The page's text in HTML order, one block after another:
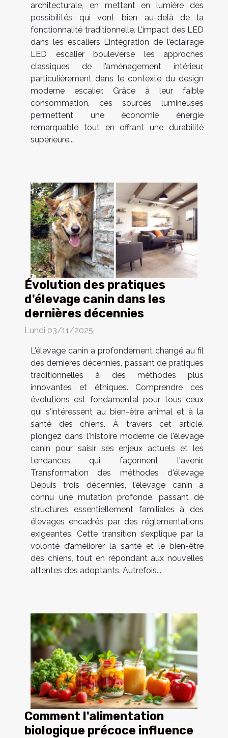
architecturale, en mettant en lumière des
possibilités qui vont bien au-delà de la
fonctionnalité traditionnelle. L’impact des LED
dans les escaliers L’intégration de l’éclairage
LED escalier bouleverse les approches
classiques de l’aménagement intérieur,
particulièrement dans le contexte du design
moderne escalier. Grâce à leur faible
consommation, ces sources lumineuses
permettent une économie énergie
remarquable tout en offrant une durabilité
supérieure...
Évolution des pratiques
d'élevage canin dans les
dernières décennies
Lundi 03/11/2025
L'élevage canin a profondément changé au fil
des dernières décennies, passant de pratiques
traditionnelles à des méthodes plus
innovantes et éthiques. Comprendre ces
évolutions est fondamental pour tous ceux
qui s'intéressent au bien-être animal et à la
santé des chiens. À travers cet article,
plongez dans l'histoire moderne de l'élevage
canin pour saisir ses enjeux actuels et les
tendances qui façonnent l'avenir.
Transformation des méthodes d'élevage
Depuis trois décennies, l’élevage canin a
connu une mutation profonde, passant de
structures essentiellement familiales à des
élevages encadrés par des réglementations
exigeantes. Cette transition s’explique par la
volonté d’améliorer la santé et le bien-être
des chiens, tout en répondant aux nouvelles
attentes des adoptants. Autrefois...
Comment l'alimentation
biologique précoce influence